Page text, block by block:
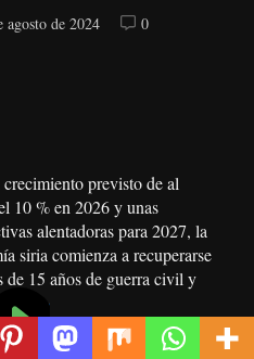
agosto de 2024 0
previsto de al
10 % en 2026 y unas
alentadoras para 2027, la
siria comienza a recuperarse
de 15 años de guerra civil y
de 2026